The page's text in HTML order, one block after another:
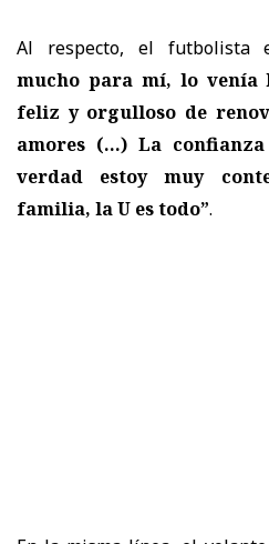
Al respecto, el futbolista
mucho para mí, lo venía
feliz y orgulloso de
amores (…) La
verdad estoy muy
familia, la U es todo”.